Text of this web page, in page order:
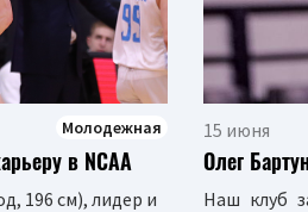
Молодежная
в NCAA
196 см), лидер и
15 июня
Олег
Наш клуб